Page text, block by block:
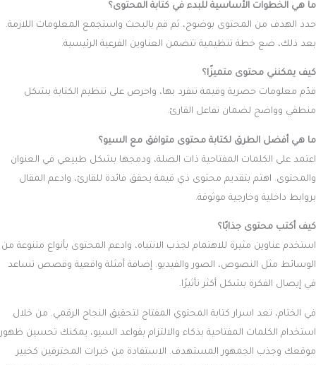
ما هي الخطوات الأساسية للبدء في كتابة المحتوى؟
حدد الهدف من المحتوى بوضوح، ثم قم بالبحث واستجمع المعلومات اللازمة.
بعد ذلك، ضع خطة تنظيمية تتضمن العناوين الفرعية الرئيسية.
كيف يمكنني محتوى متميزًا؟
قدّم معلومات حصرية وقيمة تنفرد بها، واحرص على تنظيم الكتابة بشكل
منطقي وواضح لضمان تفاعل القارئ.
ما هي أفضل الطرق لكتابة محتوى متوافق مع السيو؟
اعتمد على الكلمات المفتاحية ذات الصلة، ودمجها بشكل طبيعي في العنوان
والمحتوى. اهتم بتقديم محتوى ذي قيمة يحقق فائدة للقارئ، وادعم المقال
بروابط داخلية وخارجية موثوقة.
كيف أكتب محتوى جذابًا؟
استخدم عناوين مثيرة للاهتمام لجذب الانتباه، وادعم المحتوى بأنواع متنوعة من
الوسائط مثل النصوص، الصور والفيديو. إضافة أمثلة واقعية وقصص تساعد
في إيصال الفكرة بشكل أكثر تأثيرًا.
في الختام، تعد اسرار كتابة المحتوي المفتاح لتحقيق النجاح الرقمي. من خلال
استخدام الكلمات المفتاحية بذكاء والالتزام بقواعد السيو، يمكنك تحسين ظهور
موقعك وجذب الجمهور المستهدف. الاستفادة من خبرات المحترفين كخبير